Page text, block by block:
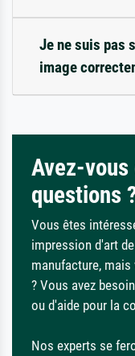
Je ne suis pas
image
Avez-vous
questions
Vous êtes
impression d'art
manufacture,
? Vous avez
ou d'aide pour la
Nos experts se